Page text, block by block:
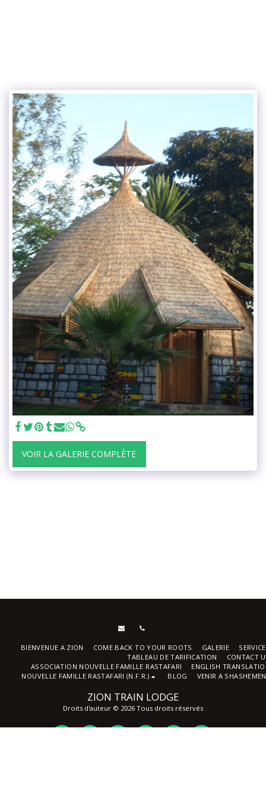
VOIR LA GALERIE COMPLÈTE
ZION TRAIN LODGE
Droits d'auteur © 2026 Tous droits réservés
BIENVENUE A ZION COME BACK TO YOUR ROOTS GALERIE
TABLEAU DE TARIFICATION
CONTACT
ASSOCIATION NOUVELLE FAMILLE RASTAFARI
ENGLISH
NOUVELLE FAMILLE RASTAFARI (N.F.R.)
BLOG VENIR A